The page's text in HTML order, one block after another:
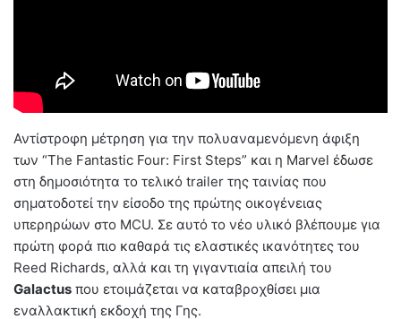
Αντίστροφη μέτρηση για την πολυαναμενόμενη άφιξη
των “The Fantastic Four: First Steps” και η Marvel έδωσε
στη δημοσιότητα το τελικό trailer της ταινίας που
σηματοδοτεί την είσοδο της πρώτης οικογένειας
υπερηρώων στο MCU. Σε αυτό το νέο υλικό βλέπουμε για
πρώτη φορά πιο καθαρά τις ελαστικές ικανότητες του
Reed Richards, αλλά και τη γιγαντιαία απειλή του
Galactus που ετοιμάζεται να καταβροχθίσει μια
εναλλακτική εκδοχή της Γης.